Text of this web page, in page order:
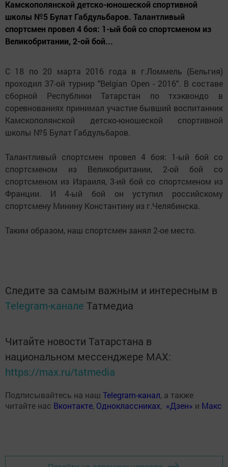
Камскополянской детско-юношеской спортивной
школы №5 Булат Габдульбаров. Талантливый
спортсмен провел 4 боя: 1-ый бой со спортсменом из
Великобритании, 2-ой бой...
С 18 по 20 марта 2016 года в г.Ломмель (Бельгия)
проходил 37-ой турнир "Belgian Open - 2016". В составе
сборной Республики Татарстан по тхэквондо в
соревнованиях принимал участие бывший воспитанник
Камскополянской детско-юношеской спортивной
школы №5 Булат Габдульбаров.
Талантливый спортсмен провел 4 боя: 1-ый бой со
спортсменом из Великобритании, 2-ой бой со
спортсменом из Израиля, 3-ий бой со спортсменом из
Франции. И 4-ый бой он уступил российскому
спортсмену Минину Константину из г.Челябинска.
Таким образом, наш спортсмен занял 2-ое место.
Следите за самым важным и интересным в
Telegram-канале Татмедиа
Читайте новости Татарстана в
национальном мессенджере MАХ:
https://max.ru/tatmedia
Подписывайтесь на наш Telegram-канал, а также
читайте нас Вконтакте, Одноклассниках, «Дзен» и Макс